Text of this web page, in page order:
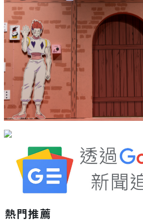
熱門推薦